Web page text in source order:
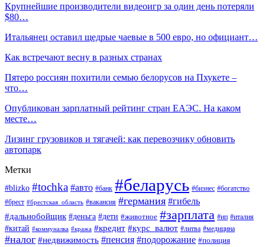
Крупнейшие производители видеоигр за один день потеряли
$80…
Итальянец оставил щедрые чаевые в 500 евро, но официант…
Как встречают весну в разных странах
Пятеро россиян похитили семью белорусов на Пхукете –
что…
Опубликован зарплатный рейтинг стран ЕАЭС. На каком
месте…
Лизинг грузовиков и тягачей: как перевозчику обновить
автопарк
Метки
#blizko #tochka #авто #банк #беларусь #бизнес #богатство
#брест #брестская_область #вакансия #германия #гибель
#дальнобойщик #деньга #дети #животное #зарплата #ип #италия
#китай #коммуналка #кража #кредит #курс_валют #литва #медицина
#налог #недвижимость #пенсия #подорожание #полиция